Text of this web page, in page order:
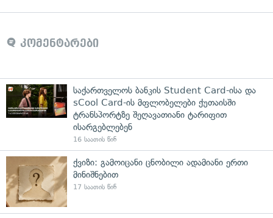
კომენტარები
საქართველოს ბანკის Student Card-ისა და
sCool Card-ის მფლობელები ქუთაისში
ტრანსპორტზე შეღავათიანი ტარიფით
ისარგებლებენ
16 საათის წინ
ქვიზი: გამოიცანი ცნობილი ადამიანი ერთი
მინიშნებით
17 საათის წინ